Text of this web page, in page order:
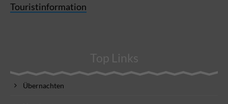
Touristinformation
Top Links
Übernachten